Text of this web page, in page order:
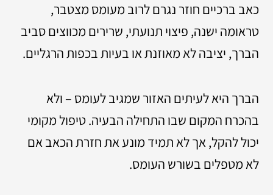
כאב ברכיים חוזר נגרם לרוב מעומס מצטבר,
טראומה ישנה, פיצוי תנועתי, שרירים מכווצים סביב
הברך, יציבה לא מאוזנת או בעיות בכפות הרגליים.
הברך היא לעיתים האזור שמגיב לעומס – ולא
בהכרח המקום שבו התחילה הבעיה. טיפול מקומי
יכול להקל, אך לא תמיד מונע את חזרת הכאב אם
לא מטפלים בשורש העומס.